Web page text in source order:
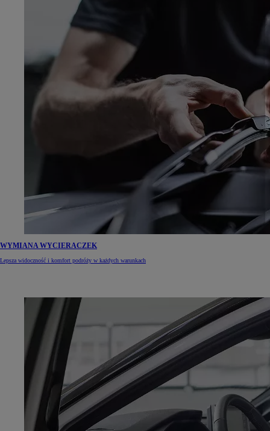
WYMIANA WYCIERACZEK
Lepsza widoczność i komfort podróży w każdych warunkach